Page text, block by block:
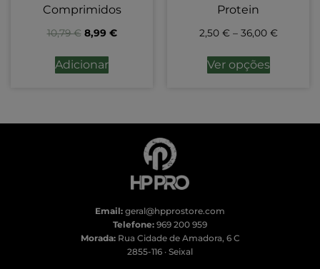
Comprimidos
10,79€ 8,99 €
Adicionar
Protein
2,50 € – 36,00 €
Ver opções
Email: geral@hpprostore.com
Telefone: 969 200 959
Morada:Rua Cidade de Amadora, 6 C
2855-116 · Seixal